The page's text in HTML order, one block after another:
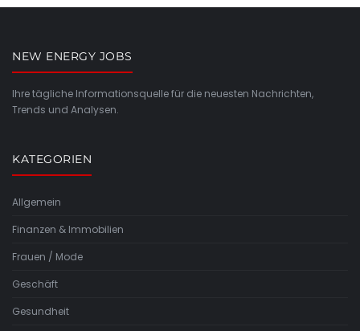
NEW ENERGY JOBS
Ihre tägliche Informationsquelle für die neuesten Nachrichten,
Trends und Analysen.
KATEGORIEN
Allgemein
Finanzen & Immobilien
Frauen / Mode
Geschäft
Gesundheit